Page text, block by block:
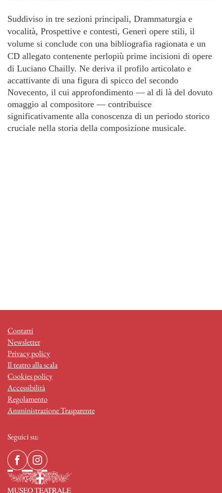
Suddiviso in tre sezioni principali, Drammaturgia e
vocalità, Prospettive e contesti, Generi opere stili, il
volume si conclude con una bibliografia ragionata e un
CD allegato contenente perlopiù prime incisioni di opere
di Luciano Chailly. Ne deriva il profilo articolato e
accattivante di una figura di spicco del secondo
Novecento, il cui approfondimento — al di là del dovuto
omaggio al compositore — contribuisce
significativamente alla conoscenza di un periodo storico
cruciale nella storia della composizione musicale.
Contatti
Newsletter
Privacy policy
Il teatro alla scala
Cookies policy
Accessibilità
Regolamento
Amministrazione Trasparente
Seguici su: